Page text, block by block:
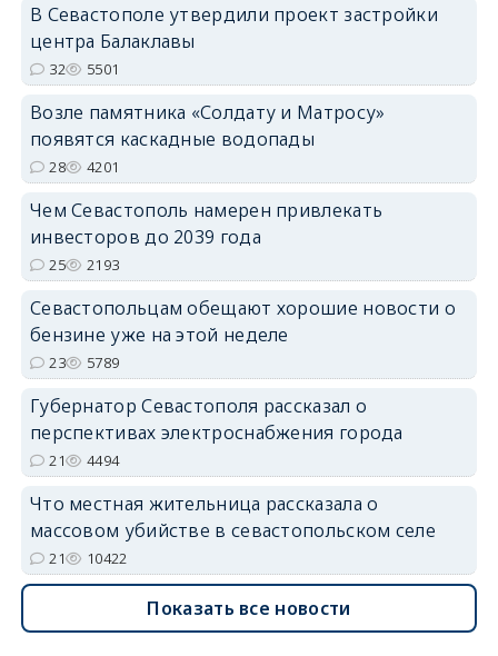
В Севастополе утвердили проект застройки
центра Балаклавы
32 5501
Возле памятника «Солдату и Матросу»
появятся каскадные водопады
28 4201
Чем Севастополь намерен привлекать
инвесторов до 2039 года
25 2193
Севастопольцам обещают хорошие новости о
бензине уже на этой неделе
23 5789
Губернатор Севастополя рассказал о
перспективах электроснабжения города
21 4494
Что местная жительница рассказала о
массовом убийстве в севастопольском селе
21 10422
Показать все новости